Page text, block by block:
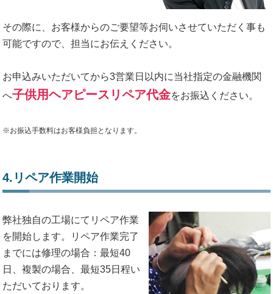
その際に、お客様からのご要望等お伺いさせていただく事も
可能ですので、担当にお伝えください。
お申込みいただいてから3営業日以内に当社指定の金融機関
へ子供用ヘアピースリペア代金をお振込ください。
※お振込手数料はお客様負担となります。
4.リペア作業開始
弊社独自の工場にてリペア作業
を開始します。リペア作業完了
までには修理の場合：最短40
日、複製の場合、最短35日程い
ただいております。